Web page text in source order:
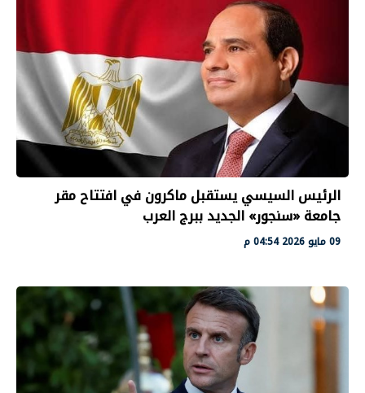
الرئيس السيسي يستقبل ماكرون في افتتاح مقر
جامعة «سنجور» الجديد ببرج العرب
09 مايو 2026 04:54 م